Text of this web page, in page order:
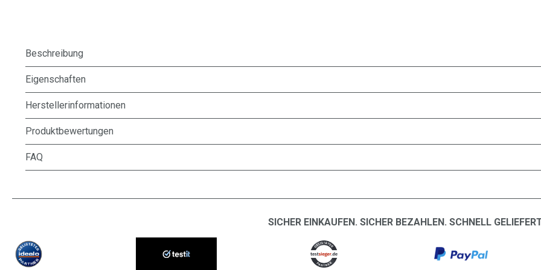
Beschreibung
Eigenschaften
Herstellerinformationen
Produktbewertungen
FAQ
SICHER EINKAUFEN. SICHER BEZAHLEN. SCHNELL